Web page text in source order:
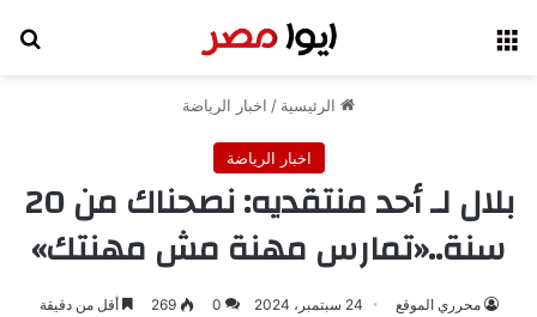
الرئيسية / اخبار الرياضة
اخبار الرياضة
بلال لـ أحد منتقديه: نصحناك من 20
سنة..«تمارس مهنة مش مهنتك»
محرري الموقع 24 سبتمبر، 2024 0
269 أقل من دقيقة